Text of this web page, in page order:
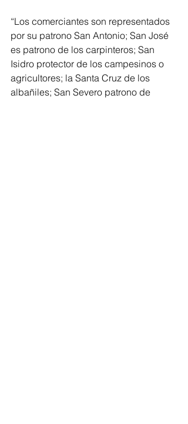
“Los comerciantes son representados
por su patrono San Antonio; San José
es patrono de los carpinteros; San
Isidro protector de los campesinos o
agricultores; la Santa Cruz de los
albañiles; San Severo patrono de